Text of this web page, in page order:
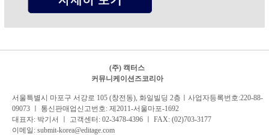
(주) 캑터스
커뮤니케이션즈코리아
서 울특별시 마포구 서강로 105 (창전동), 화일빌딩 2층 ㅣ사업자등록번호:220-88-
09073 ㅣ 통신판매업신고번호: 제2011-서울마포-1692
대표자: 박기서 ㅣ 고객센터: 02-3478-4396 ㅣ FAX: (02)703-3177
이메일: submit-korea@editage.com